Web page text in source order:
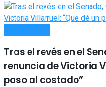
Tras el revés en el
renuncia de Victoria
paso al costado”